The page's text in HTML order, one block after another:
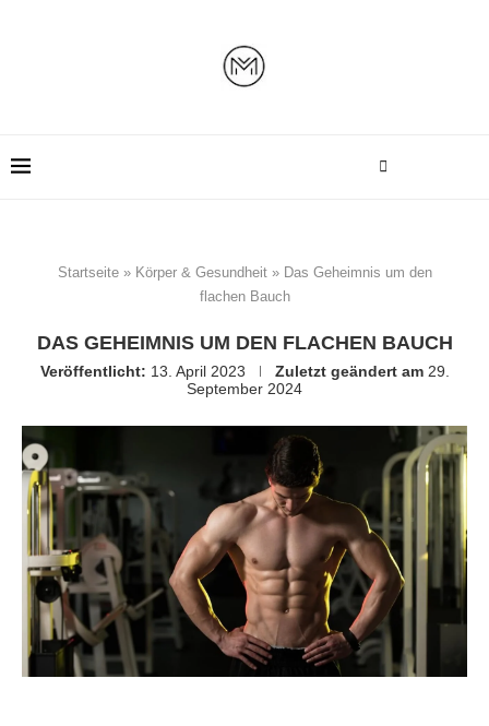
Startseite» Körper & Gesundheit» Das Geheimnis um den
flachen Bauch
DAS GEHEIMNIS UM DEN FLACHEN BAUCH
Veröffentlicht: 13. April 2023 Zuletzt geändert am 29.
September 2024